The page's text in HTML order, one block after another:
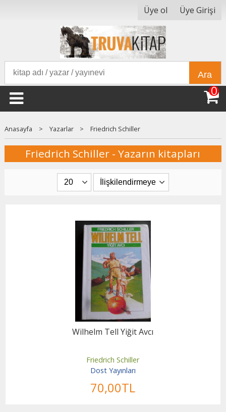
Üye ol Üye Girişi
Ara
0
Anasayfa > Yazarlar > Friedrich Schiller
Friedrich Schiller - Yazarın kitapları
Wilhelm Tell Yiğit Avcı
Friedrich Schiller
Dost Yayınları
70,00TL